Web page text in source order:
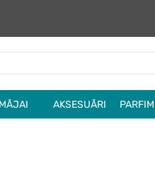
MĀJAI AKSESUĀRI